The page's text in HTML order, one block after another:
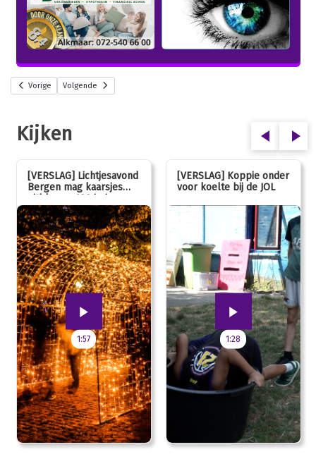
Vorige Volgende
Kijken
[VERSLAG] Lichtjesavond
Bergen mag kaarsjes
uitblazen: 100 jarig
jubileum!
1:57
[VERSLAG] Koppie onder
voor koelte bij de JOL
1:28